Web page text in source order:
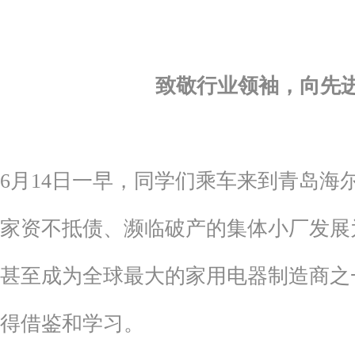
致敬行业领袖，向先
6月14日一早，同学们乘车来到青岛海
家资不抵债、濒临破产的集体小厂发
甚至成为全球最大的家用电器制造商
得借鉴和学习。